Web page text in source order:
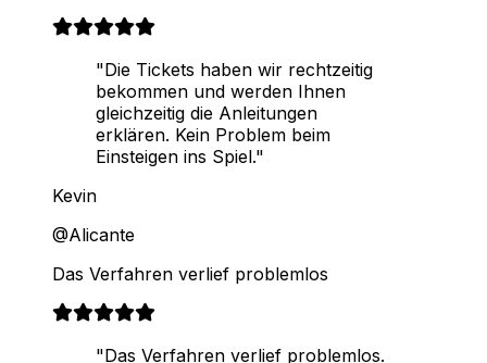
"Die Tickets haben wir rechtzeitig
bekommen und werden Ihnen
gleichzeitig die Anleitungen
erklären. Kein Problem beim
Einsteigen ins Spiel."
Kevin
@Alicante
Das Verfahren verlief problemlos
"Das Verfahren verlief problemlos.